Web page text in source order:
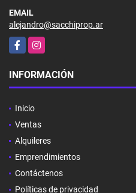
EMAIL
alejandro@sacchiprop.ar
FacebookInstagram
INFORMACIÓN
Inicio
Ventas
Alquileres
Emprendimientos
Contáctenos
Políticas de privacidad